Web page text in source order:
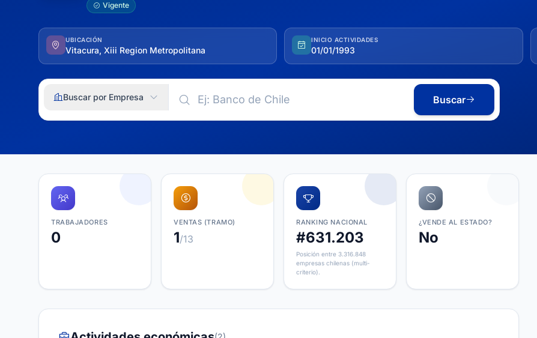
Vigente
UBICACIÓN
Vitacura, Xiii Region Metropolitana
INICIO ACTIVIDADES
01/01/1993
Buscar por Empresa Buscar
TRABAJADORES
0
VENTAS (TRAMO)
1/13
RANKING NACIONAL
#631.203
Posición entre 3.316.848
empresas chilenas (multi-
criterio).
¿VENDE AL ESTADO?
No